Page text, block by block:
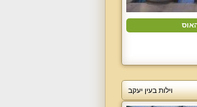
וילות בעין יעקב